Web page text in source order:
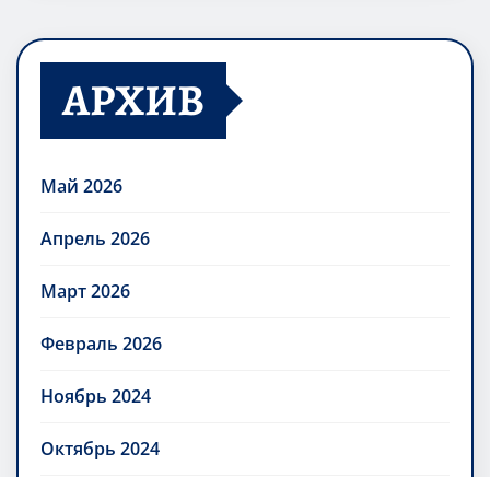
АРХИВ
Май 2026
Апрель 2026
Март 2026
Февраль 2026
Ноябрь 2024
Октябрь 2024